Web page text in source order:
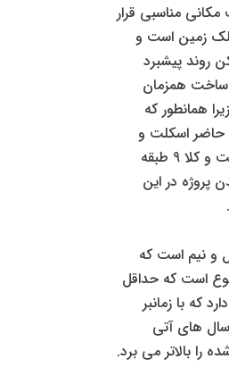
مناسبی قرار
زمین است و
روند پیشبرد
ساخت همزمان
همانطور که
حاضر اسکلت و
دیوار چینی را هم تمام کرده است و کلا 9 طبقه
پروژه در این
اعلام شده 2 الی 2 سال و نیم است که
موضوع است که حداقل
دارد که با زمانبر
های آتی
را بالاتر می برد.